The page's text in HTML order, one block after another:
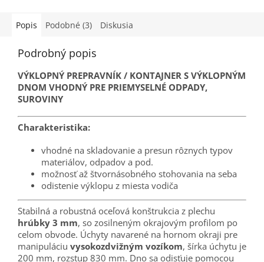
Popis Podobné (3) Diskusia
Podrobný popis
VÝKLOPNÝ PREPRAVNÍK / KONTAJNER S VÝKLOPNÝM
DNOM VHODNÝ PRE PRIEMYSELNÉ ODPADY,
SUROVINY
Charakteristika:
vhodné na skladovanie a presun rôznych typov
materiálov, odpadov a pod.
možnosť až štvornásobného stohovania na seba
odistenie výklopu z miesta vodiča
Stabilná a robustná oceľová konštrukcia z plechu
hrúbky 3 mm, so zosilneným okrajovým profilom po
celom obvode. Úchyty navarené na hornom okraji pre
manipuláciu vysokozdvižným vozíkom, šírka úchytu je
200 mm, rozstup 830 mm. Dno sa odisťuje pomocou